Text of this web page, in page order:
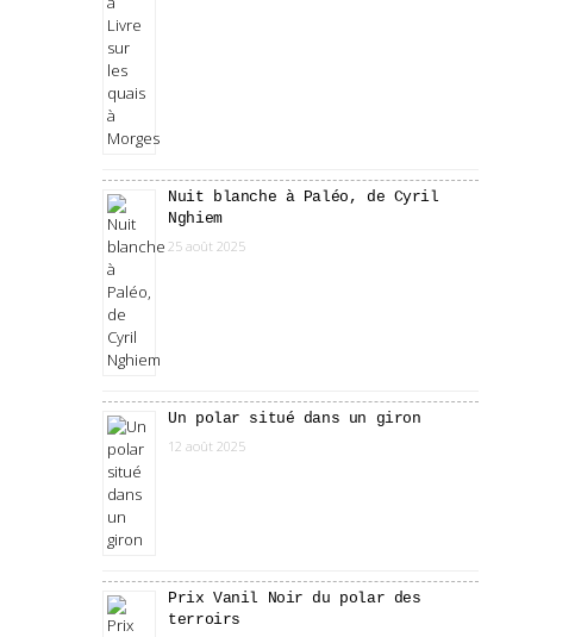
Nuit blanche à Paléo, de Cyril
Nghiem
25 août 2025
Un polar situé dans un giron
12 août 2025
Prix Vanil Noir du polar des
terroirs